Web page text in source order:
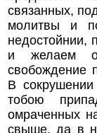
связанных,
молитвы и
недостойнии,
и желаем
свобождение
В
тобою
омраченных
свыше, да в